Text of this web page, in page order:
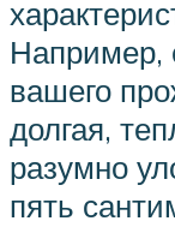
Например,
вашего
долгая,
разумно
пять